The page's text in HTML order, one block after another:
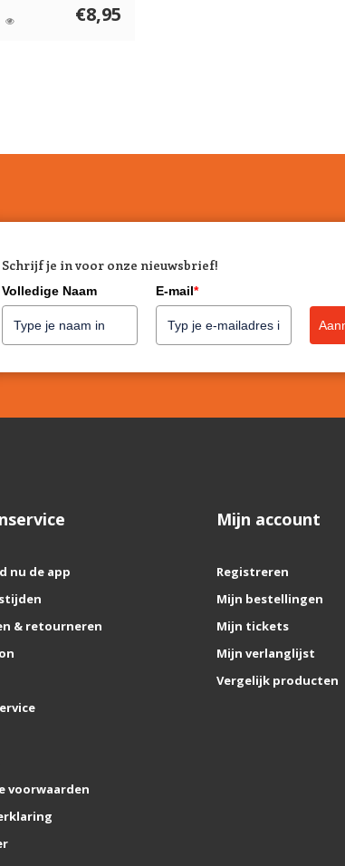
€8,95
Schrijf je in voor onze nieuwsbrief!
Volledige Naam E-mail*
nu de app
& retourneren
voorwaarden
Mijn account
Registreren
Mijn bestellingen
Mijn tickets
Mijn verlanglijst
Vergelijk producten